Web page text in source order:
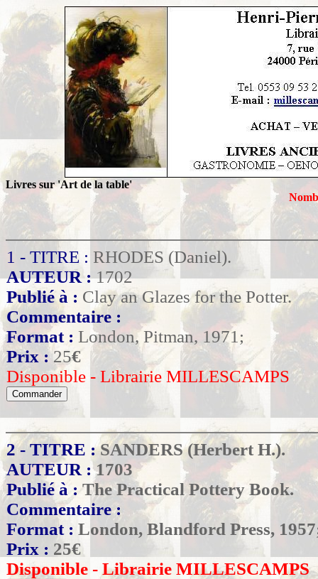
Livres sur 'Art de la table'
1 - TITRE : RHODES (Daniel).
AUTEUR :1702
Publié à : Clay an Glazes for the Potter.
Commentaire :
Format : London, Pitman, 1971;
Prix : 25€
Disponible - Librairie MILLESCAMPS
2 - TITRE :SANDERS (Herbert H.).
AUTEUR :1703
Publié à : The Practical Pottery Book.
Commentaire :
Format : London, Blandford Press,
Prix : 25€
Disponible - Librairie MILLESCAMPS